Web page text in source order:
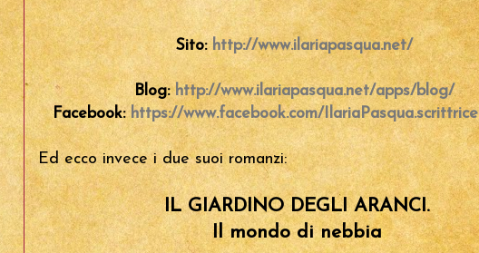
Sito:http://www.ilariapasqua.net/
Blog:http://www.ilariapasqua.net/apps/blog/
Facebook:https://www.facebook.com/IlariaPasqua.scrittrice
Ed ecco invece i due suoi romanzi:
IL GIARDINO DEGLI ARANCI.
Il mondo di nebbia